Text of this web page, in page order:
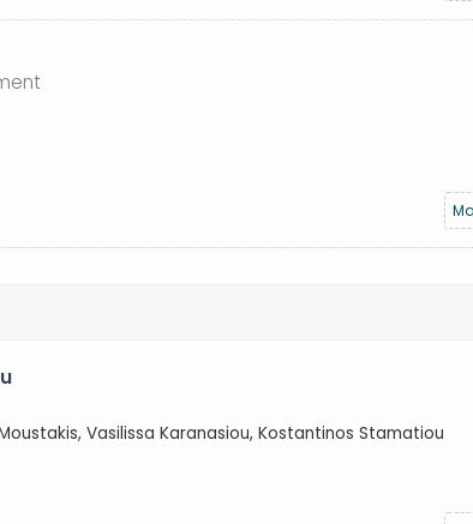
Vasilissa Karanasiou, Kostantinos Stamatiou